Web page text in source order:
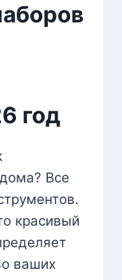
год
Все
красивый
ваших